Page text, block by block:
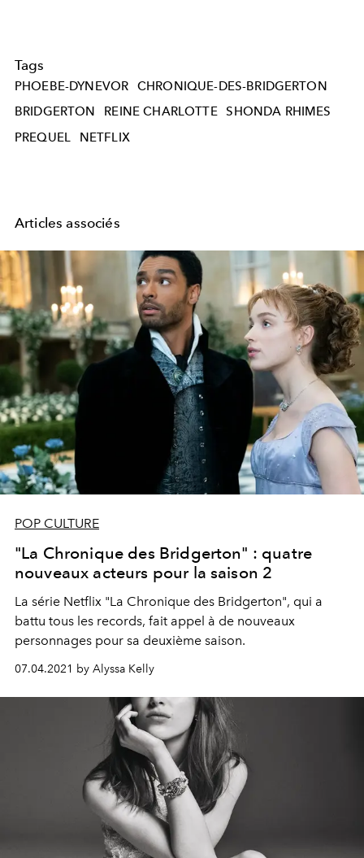
Tags
PHOEBE-DYNEVOR
CHRONIQUE-DES-BRIDGERTON
BRIDGERTON
REINE CHARLOTTE SHONDA RHIMES
PREQUEL
NETFLIX
Articles associés
POP CULTURE
"La Chronique des Bridgerton" : quatre
nouveaux acteurs pour la saison 2
La série Netflix "La Chronique des Bridgerton", qui a
battu tous les records, fait appel à de nouveaux
personnages pour sa deuxième saison.
07.04.2021 by Alyssa Kelly